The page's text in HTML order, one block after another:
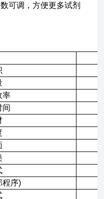
可调，方便更多试剂
率
间
程序)